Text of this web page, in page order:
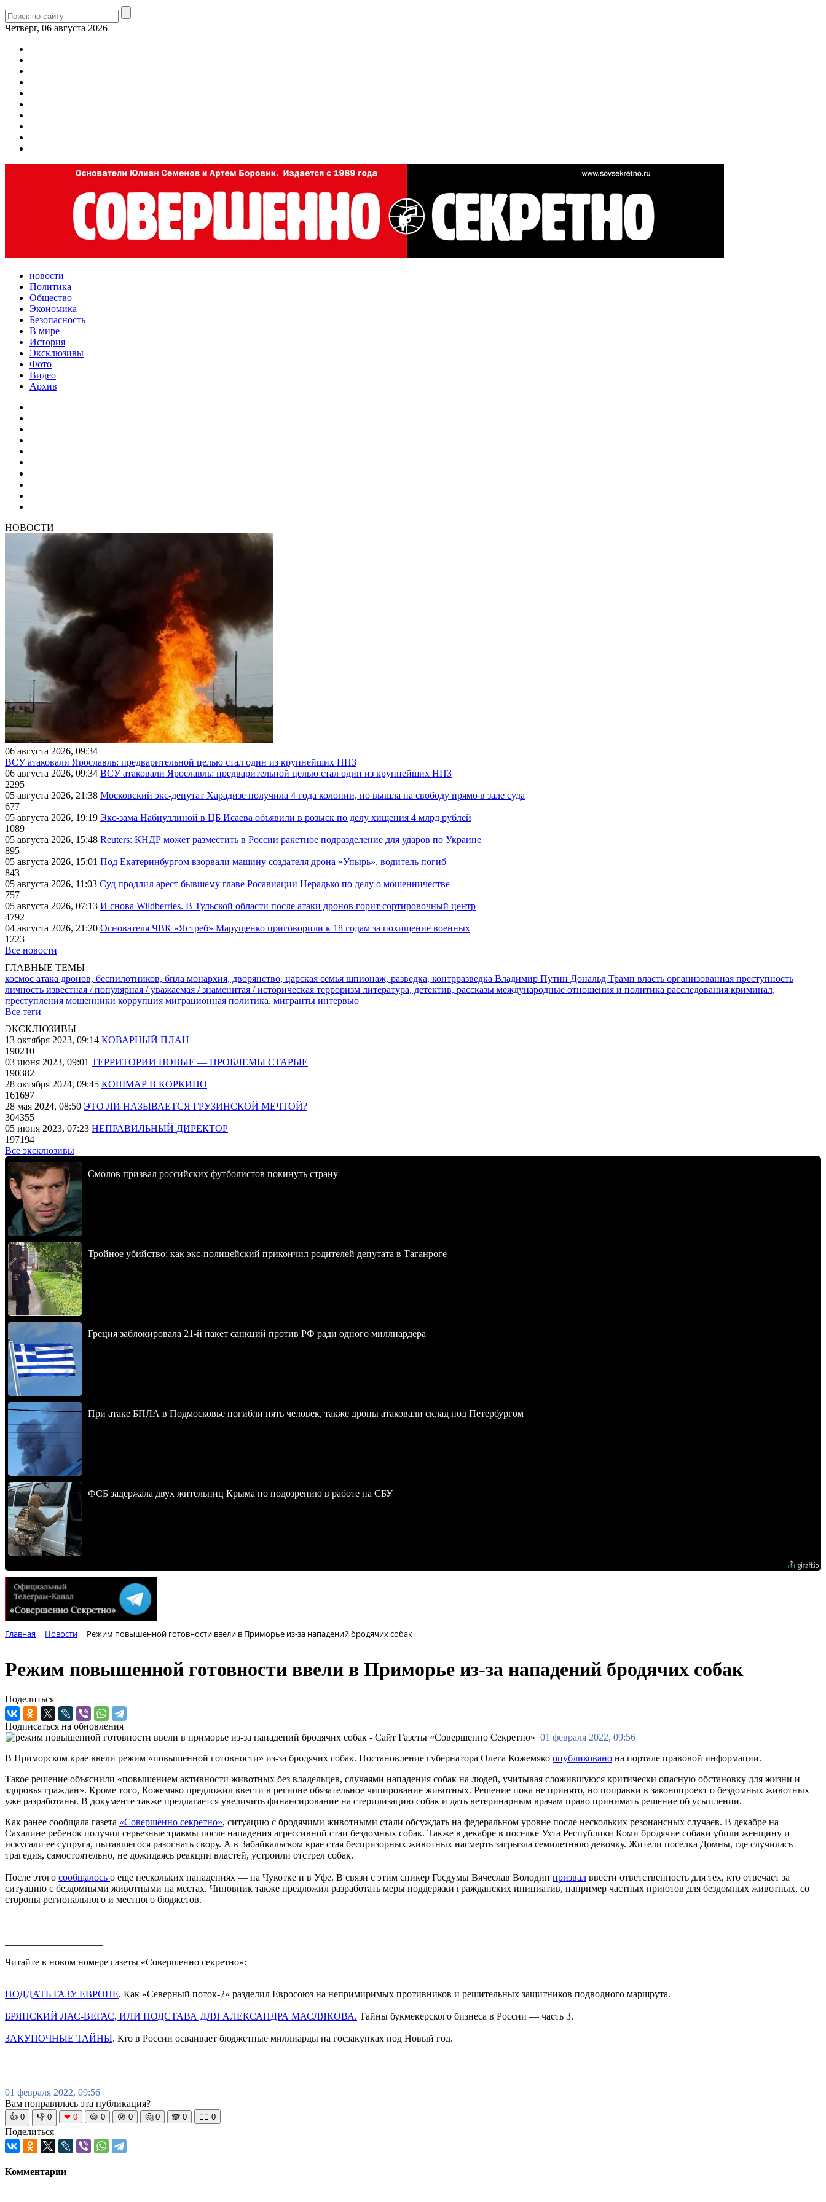
Четверг, 06 августа 2026
новости
Политика
Общество
Экономика
Безопасность
В мире
История
Эксклюзивы
Фото
Видео
Архив
НОВОСТИ
06 августа 2026, 09:34
ВСУ атаковали Ярославль: предварительной целью стал один из крупнейших НПЗ
06 августа 2026, 09:34 ВСУ атаковали Ярославль: предварительной целью стал один из крупнейших НПЗ
2295
05 августа 2026, 21:38 Московский экс-депутат Харадизе получила 4 года колонии, но вышла на свободу прямо в зале суда
677
05 августа 2026, 19:19 Экс-зама Набиуллиной в ЦБ Исаева объявили в розыск по делу хищения 4 млрд рублей
1089
05 августа 2026, 15:48 Reuters: КНДР может разместить в России ракетное подразделение для ударов по Украине
895
05 августа 2026, 15:01 Под Екатеринбургом взорвали машину создателя дрона «Упырь», водитель погиб
843
05 августа 2026, 11:03 Суд продлил арест бывшему главе Росавиации Нерадько по делу о мошенничестве
757
05 августа 2026, 07:13 И снова Wildberries. В Тульской области после атаки дронов горит сортировочный центр
4792
04 августа 2026, 21:20 Основателя ЧВК «Ястреб» Марущенко приговорили к 18 годам за похищение военных
1223
Все новости
ГЛАВНЫЕ ТЕМЫ
космос атака дронов, беспилотников, бпла монархия, дворянство, царская семья шпионаж, разведка, контрразведка Владимир Путин Дональд Трамп власть организованная преступность
личность известная / популярная / уважаемая / знаменитая / историческая терроризм литература, детектив, рассказы международные отношения и политика расследования криминал,
преступления мошенники коррупция миграционная политика, мигранты интервью
Все теги
ЭКСКЛЮЗИВЫ
13 октября 2023, 09:14 КОВАРНЫЙ ПЛАН
190210
03 июня 2023, 09:01 ТЕРРИТОРИИ НОВЫЕ — ПРОБЛЕМЫ СТАРЫЕ
190382
28 октября 2024, 09:45 КОШМАР В КОРКИНО
161697
28 мая 2024, 08:50 ЭТО ЛИ НАЗЫВАЕТСЯ ГРУЗИНСКОЙ МЕЧТОЙ?
304355
05 июня 2023, 07:23 НЕПРАВИЛЬНЫЙ ДИРЕКТОР
197194
Все эксклюзивы
Смолов призвал российских футболистов покинуть страну
Тройное убийство: как экс-полицейский прикончил родителей депутата в Таганроге
Греция заблокировала 21-й пакет санкций против РФ ради одного миллиардера
При атаке БПЛА в Подмосковье погибли пять человек, также дроны атаковали склад под Петербургом
ФСБ задержала двух жительниц Крыма по подозрению в работе на СБУ
Главная Новости Режим повышенной готовности ввели в Приморье из-за нападений бродячих собак
Режим повышенной готовности ввели в Приморье из-за нападений бродячих собак
Поделиться
Подписаться на обновления
01 февраля 2022, 09:56
В Приморском крае ввели режим «повышенной готовности» из-за бродячих собак. Постановление губернатора Олега Кожемяко опубликовано на портале правовой информации.
Такое решение объяснили «повышением активности животных без владельцев, случаями нападения собак на людей, учитывая сложившуюся критически опасную обстановку для жизни и
здоровья граждан». Кроме того, Кожемяко предложил ввести в регионе обязательное чипирование животных. Решение пока не принято, но поправки в законопроект о бездомных животных
уже разработаны. В документе также предлагается увеличить финансирование на стерилизацию собак и дать ветеринарным врачам право принимать решение об усыплении.
Как ранее сообщала газета «Совершенно секретно», ситуацию с бродячими животными стали обсуждать на федеральном уровне после нескольких резонансных случаев. В декабре на
Сахалине ребенок получил серьезные травмы после нападения агрессивной стаи бездомных собак. Также в декабре в поселке Ухта Республики Коми бродячие собаки убили женщину и
искусали ее супруга, пытавшегося разогнать свору. А в Забайкальском крае стая беспризорных животных насмерть загрызла семилетнюю девочку. Жители поселка Домны, где случилась
трагедия, самостоятельно, не дожидаясь реакции властей, устроили отстрел собак.
После этого сообщалось о еще нескольких нападениях — на Чукотке и в Уфе. В связи с этим спикер Госдумы Вячеслав Володин призвал ввести ответственность для тех, кто отвечает за
ситуацию с бездомными животными на местах. Чиновник также предложил разработать меры поддержки гражданских инициатив, например частных приютов для бездомных животных, со
стороны регионального и местного бюджетов.
Читайте в новом номере газеты «Совершенно секретно»:
ПОДДАТЬ ГАЗУ ЕВРОПЕ. Как «Северный поток-2» разделил Евросоюз на непримиримых противников и решительных защитников подводного маршрута.
БРЯНСКИЙ ЛАС-ВЕГАС, ИЛИ ПОДСТАВА ДЛЯ АЛЕКСАНДРА МАСЛЯКОВА. Тайны букмекерского бизнеса в России — часть 3.
ЗАКУПОЧНЫЕ ТАЙНЫ. Кто в России осваивает бюджетные миллиарды на госзакупках под Новый год.
01 февраля 2022, 09:56
Вам понравилась эта публикация?
👍 0 👎 0 ❤ 0 😆 0 😡 0 🤔 0 🙈 0 🧘‍♀️ 0
Поделиться
Комментарии